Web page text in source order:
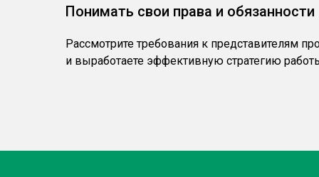
Понимать свои права и обязанности
Рассмотрите требования к представителям
и выработаете эффективную стратегию